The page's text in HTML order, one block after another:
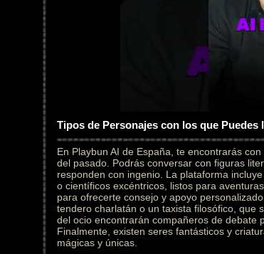
Tipos de Personajes con los que Puedes
En Playbun AI de España, te encontrarás
del pasado. Podrás conversar con figuras
responden con ingenio. La plataforma
o científicos excéntricos, listos para
para ofrecerte consejo y apoyo
tendero charlatán o un taxista filosófico, que
del ocio encontrarán compañeros de debate
Finalmente, existen seres fantásticos y
mágicas y únicas.